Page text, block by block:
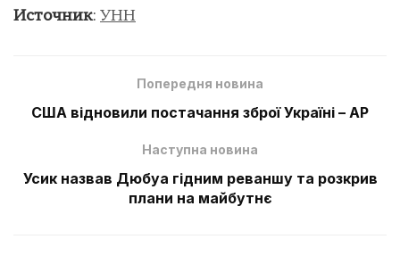
Источник: УНН
Попередня новина
США відновили постачання зброї Україні – АР
Наступна новина
Усик назвав Дюбуа гідним реваншу та розкрив
плани на майбутнє